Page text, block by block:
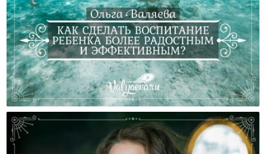
Как Сделать Воспитание Ребенка Более Радостным
И Эффективным?